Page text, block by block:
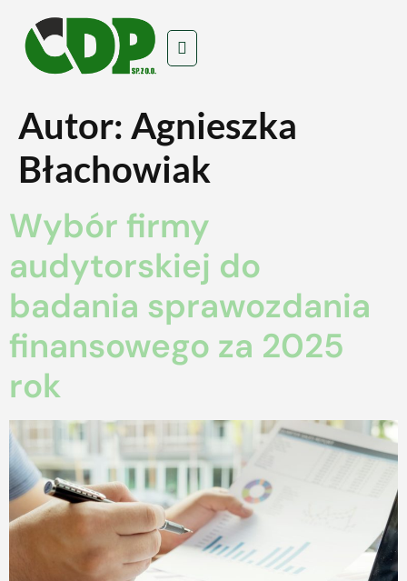
Autor: Agnieszka
Błachowiak
Wybór firmy
audytorskiej do
badania sprawozdania
finansowego za 2025
rok